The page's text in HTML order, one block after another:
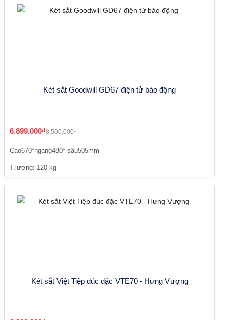
Két sắt Goodwill GD67 điện tử báo động
6.899.000₫8.500.000₫
Cao670*ngang480* sâu505mm
T.lượng: 120 kg
Két sắt Việt Tiệp đúc đặc VTE70 - Hưng Vượng